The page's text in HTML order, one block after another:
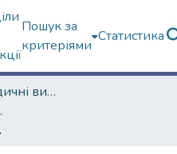
Пошук за
критеріями
Статистика
Харківські періодичні видання
гг.)
33)